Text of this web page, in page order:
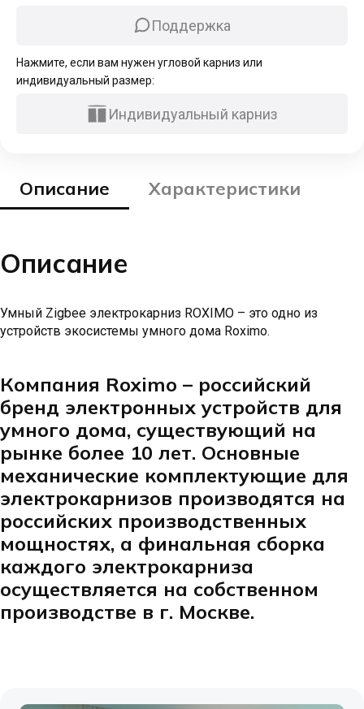
Поддержка
Нажмите, если вам нужен угловой карниз или
индивидуальный размер:
Индивидуальный карниз
Описание Характеристики
Описание
Умный Zigbee электрокарниз ROXIMO – это одно из
устройств экосистемы умного дома Roximo.
Компания Roximo – российский
бренд электронных устройств для
умного дома, существующий на
рынке более 10 лет. Основные
механические комплектующие для
электрокарнизов производятся на
российских производственных
мощностях, а финальная сборка
каждого электрокарниза
осуществляется на собственном
производстве в г. Москве.